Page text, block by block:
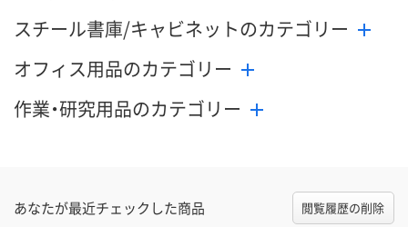
スチール書庫/キャビネットのカテゴリー
オフィス用品のカテゴリー
作業・研究用品のカテゴリー
あなたが最近チェックした商品 閲覧履歴の削除